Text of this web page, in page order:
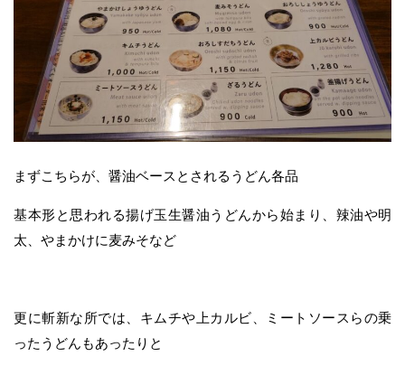
まずこちらが、醤油ベースとされるうどん各品
基本形と思われる揚げ玉生醤油うどんから始まり、辣油や明
太、やまかけに麦みそなど
更に斬新な所では、キムチや上カルビ、ミートソースらの乗
ったうどんもあったりと